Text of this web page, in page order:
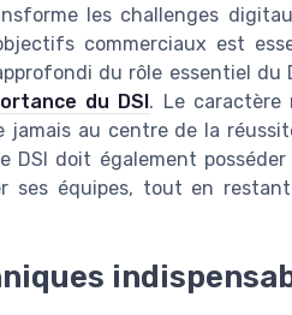
les challenges
commerciaux est
du rôle essentiel du
du DSI . Le caractère
au centre de la
DSI doit également
ses équipes, tout en